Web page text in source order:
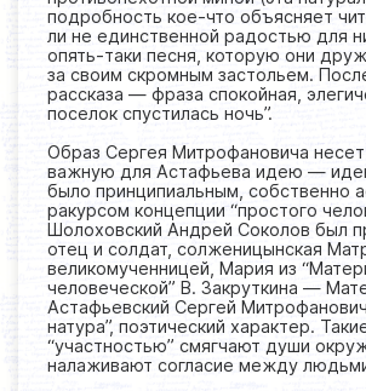
подробность кое-что объясняет
ли не единственной радостью для
опять-таки песня, которую они
за своим скромным застольем.
рассказа — фраза спокойная,
поселок спустилась ночь”.
Образ Сергея Митрофановича
важную для Астафьева идею —
было принципиальным, собственно
ракурсом концепции “простого
Шолоховский Андрей Соколов был
отец и солдат, солженицынская
великомученницей, Мария из
человеческой” В. Закруткина —
Астафьевский Сергей
натура”, поэтический характер.
“участностью” смягчают души
налаживают согласие между